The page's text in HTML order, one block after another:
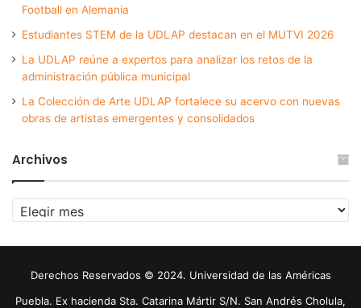
Football en Alemania
Estudiantes STEM de la UDLAP destacan en el MUTVI 2026
La UDLAP reúne a expertos para analizar los retos de la
administración pública municipal
La Colección de Arte UDLAP fortalece su acervo con nuevas
obras de artistas emergentes y consolidados
Archivos
Archivos
Derechos Reservados © 2024. Universidad de las Américas
Puebla. Ex hacienda Sta. Catarina Mártir S/N. San Andrés Cholula,